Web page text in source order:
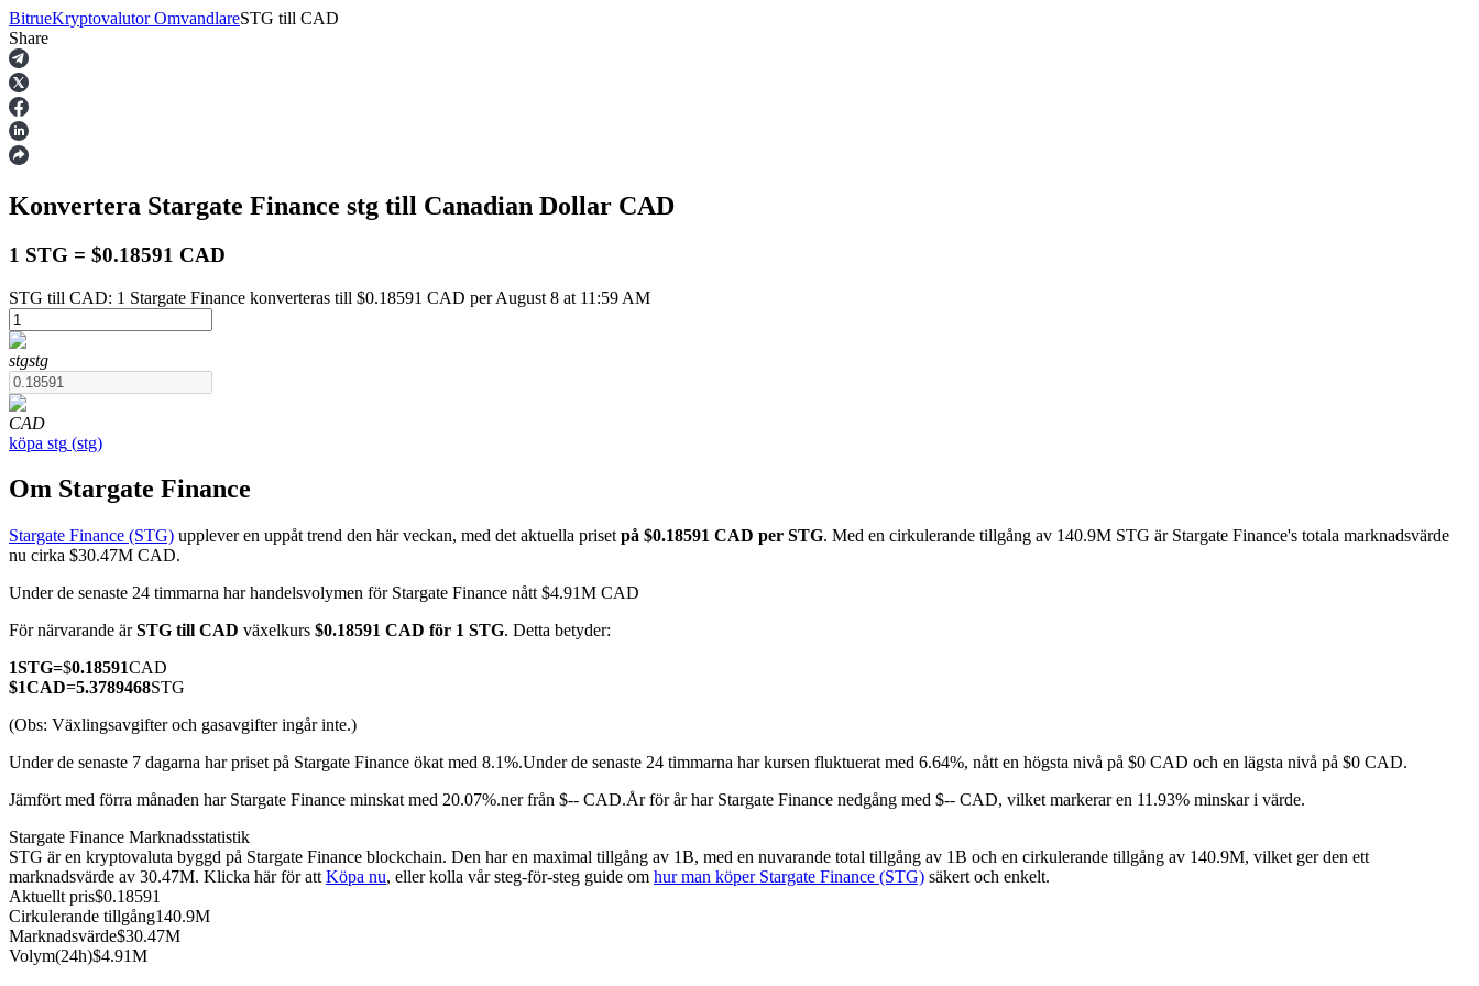
Terminer
USDT Futures
Futures med USDT som säkerhet
COIN-M Futures
Futures för kryptovaluta
BitrueKryptovalutor OmvandlareSTG till CAD
Share
Konvertera Stargate Finance stg till Canadian Dollar CAD
1 STG = $0.18591 CAD
STG till CAD: 1 Stargate Finance konverteras till $0.18591 CAD per August 8 at 11:59 AM
stgstg
CAD
köpa stg (stg)
Om Stargate Finance
Stargate Finance (STG) upplever en uppåt trend den här veckan, med det aktuella priset på $0.18591 CAD per STG. Med en cirkulerande tillgång av 140.9M STG är Stargate Finance's totala marknadsvärde
nu cirka $30.47M CAD.
Under de senaste 24 timmarna har handelsvolymen för Stargate Finance nått $4.91M CAD
För närvarande ärSTG till CAD växelkurs $0.18591 CAD för 1 STG. Detta betyder:
1STG=$0.18591CAD
$1CAD=5.3789468STG
(Obs: Växlingsavgifter och gasavgifter ingår inte.)
Under de senaste 7 dagarna har priset på Stargate Finance ökat med 8.1%.Under de senaste 24 timmarna har kursen fluktuerat med 6.64%, nått en högsta nivå på $0 CAD och en lägsta nivå på $0 CAD.
Jämfört med förra månaden har Stargate Finance minskat med 20.07%.ner från $-- CAD.År för år har Stargate Finance nedgång med $-- CAD, vilket markerar en 11.93% minskar i värde.
Stargate Finance Marknadsstatistik
STG är en kryptovaluta byggd på Stargate Finance blockchain. Den har en maximal tillgång av 1B, med en nuvarande total tillgång av 1B och en cirkulerande tillgång av 140.9M, vilket ger den ett
marknadsvärde av 30.47M. Klicka här för att Köpa nu, eller kolla vår steg-för-steg guide om hur man köper Stargate Finance (STG) säkert och enkelt.
Aktuellt pris$0.18591
Cirkulerande tillgång140.9M
Marknadsvärde$30.47M
Volym(24h)$4.91M